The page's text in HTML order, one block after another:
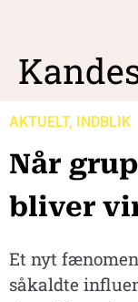
AKTUELT, INDBLIK
Når
bliver
Et nyt
såkaldte